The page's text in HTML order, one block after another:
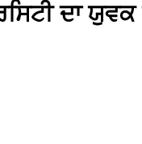
ਦਾ ਯੁਵਕ